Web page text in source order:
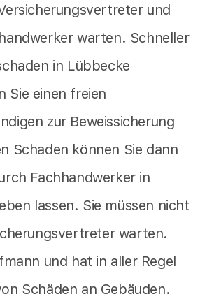
und
warten. Schneller
in Lübbecke
Sie einen freien
zur Beweissicherung
Schaden können Sie dann
Fachhandwerker in
lassen. Sie müssen nicht
warten.
und hat in aller Regel
Schäden an Gebäuden.